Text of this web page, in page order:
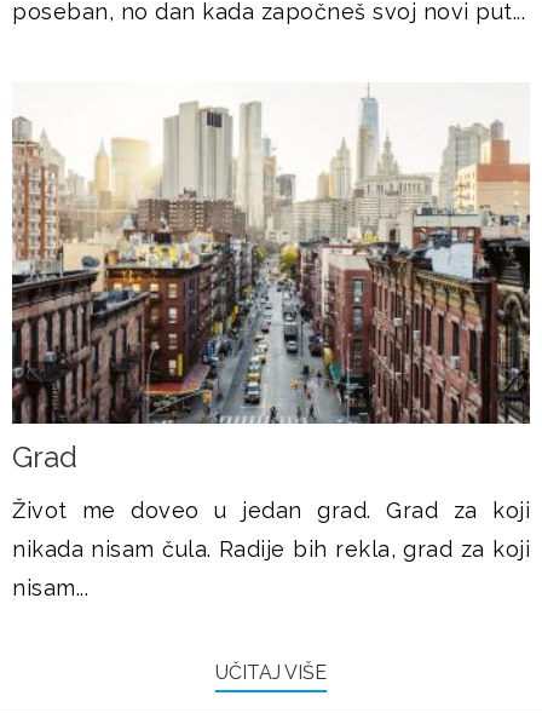
poseban, no dan kada započneš svoj novi put...
Grad
Život me doveo u jedan grad. Grad za koji
nikada nisam čula. Radije bih rekla, grad za koji
nisam...
UČITAJ VIŠE